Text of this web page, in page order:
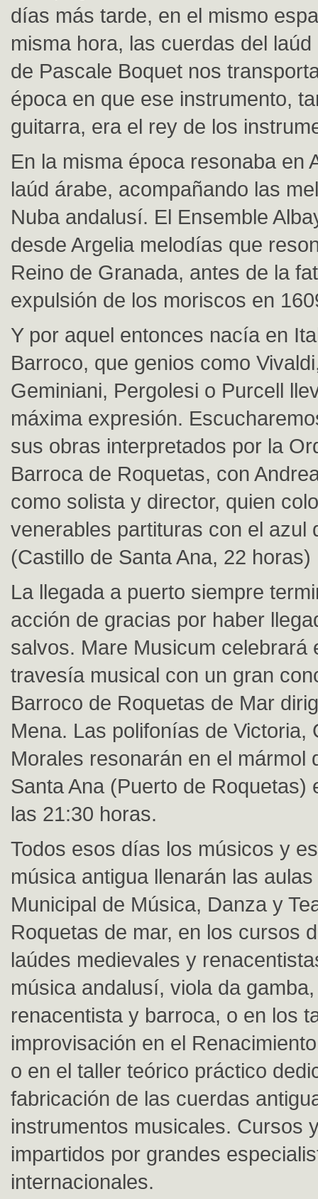
días más tarde, en el mismo
misma hora, las cuerdas del
de Pascale Boquet nos
época en que ese instrumento,
guitarra, era el rey de los
En la misma época resonaba en
laúd árabe, acompañando las
Nuba andalusí. El Ensemble
desde Argelia melodías que
Reino de Granada, antes de la
expulsión de los moriscos en
Y por aquel entonces nacía en
Barroco, que genios como
Geminiani, Pergolesi o Purcell
máxima expresión.
sus obras interpretados por la
Barroca de Roquetas, con
como solista y director, quien
venerables partituras con el azul
(Castillo de Santa Ana, 22 horas)
La llegada a puerto siempre
acción de gracias por haber
salvos. Mare Musicum celebrará
travesía musical con un gran
Barroco de Roquetas de Mar
Mena. Las polifonías de Victoria,
Morales resonarán en el mármol
Santa Ana (Puerto de Roquetas)
las 21:30 horas.
Todos esos días los músicos y
música antigua llenarán las
Municipal de Música, Danza y
Roquetas de mar, en los cursos
laúdes medievales y
música andalusí, viola da
renacentista y barroca, o en los
improvisación en el
o en el taller teórico práctico
fabricación de las cuerdas
instrumentos musicales. Cursos
impartidos por grandes
internacionales.